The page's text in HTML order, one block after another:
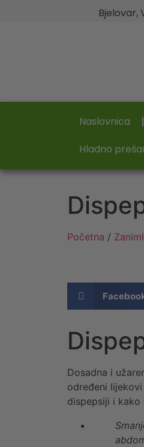
Bjelovar,
Naslovnica
Hladno
Početna /
Dosadna i
određeni
dispepsiji i kako